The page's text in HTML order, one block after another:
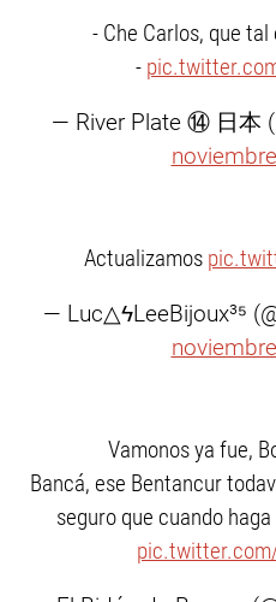
- Che Carlos, que
-
— River Plate ⑭ 日本
Actualizamos
— Luc△ϟLeeBijoux³⁵
Vamonos ya fue,
Bancá, ese Bentancur
seguro que cuando